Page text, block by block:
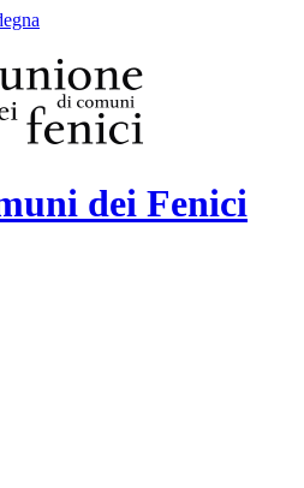
dei Fenici